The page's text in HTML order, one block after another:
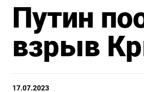
Путин
взрыв
17.07.2023